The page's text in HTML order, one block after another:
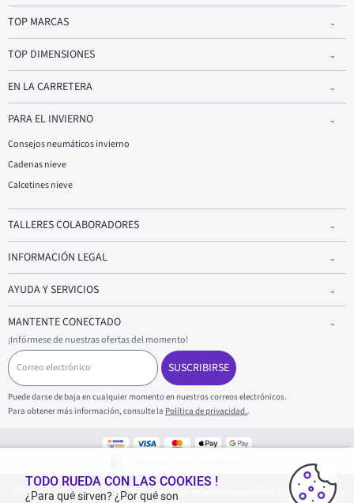
TOP MARCAS
TOP DIMENSIONES
EN LA CARRETERA
PARA EL INVIERNO
Consejos neumáticos invierno
Cadenas nieve
Calcetines nieve
TALLERES COLABORADORES
INFORMACIÓN LEGAL
AYUDA Y SERVICIOS
MANTENTE CONECTADO
¡Infórmese de nuestras ofertas del momento!
C
o
r
r
e
o
l
SUSCRIBIRSE
Puede darse de baja en cualquier momento en nuestros correos electrónicos.
Para obtener más información, consulte la Política de privacidad..
1001Neumaticos - Copyright 2025 - Todos los derechos reservados 1001Neumaticos
TODO RUEDA CON LAS COOKIES !
¿Para qué sirven? ¿Por qué son